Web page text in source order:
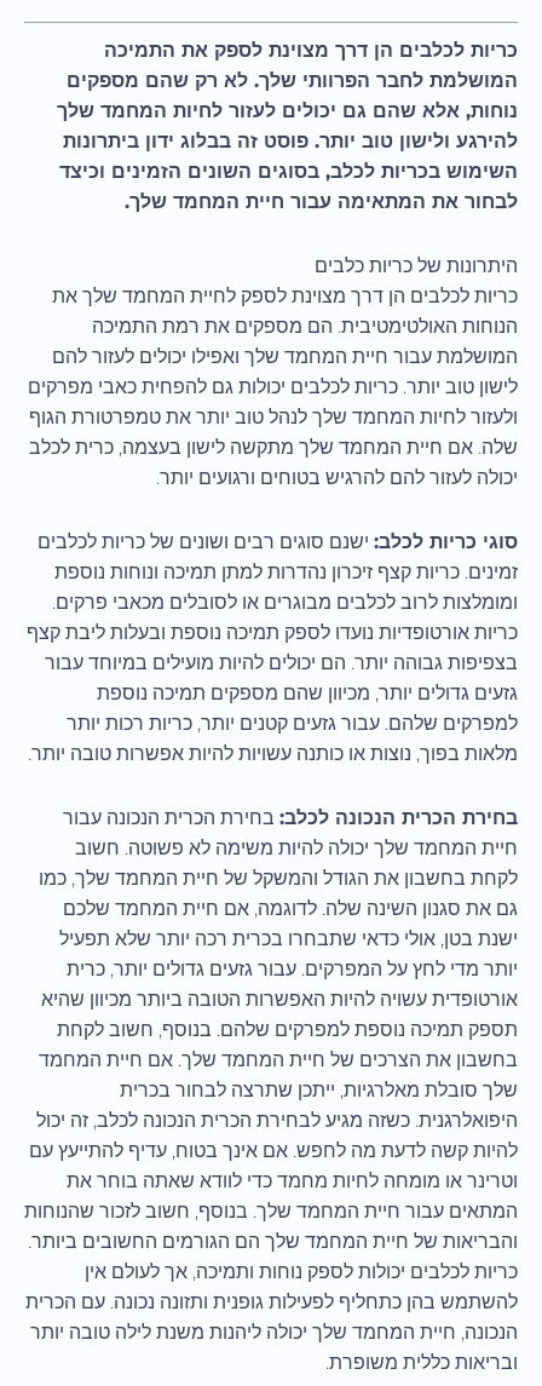
כריות לכלבים הן דרך מצוינת לספק את התמיכה
המושלמת לחבר הפרוותי שלך. לא רק שהם מספקים
נוחות, אלא שהם גם יכולים לעזור לחיות המחמד שלך
להירגע ולישון טוב יותר. פוסט זה בבלוג ידון ביתרונות
השימוש בכריות לכלב, בסוגים השונים הזמינים וכיצד
לבחור את המתאימה עבור חיית המחמד שלך.
היתרונות של כריות כלבים
כריות לכלבים הן דרך מצוינת לספק לחיית המחמד שלך את
הנוחות האולטימטיבית. הם מספקים את רמת התמיכה
המושלמת עבור חיית המחמד שלך ואפילו יכולים לעזור להם
לישון טוב יותר. כריות לכלבים יכולות גם להפחית כאבי מפרקים
ולעזור לחיות המחמד שלך לנהל טוב יותר את טמפרטורת הגוף
שלה. אם חיית המחמד שלך מתקשה לישון בעצמה, כרית לכלב
יכולה לעזור להם להרגיש בטוחים ורגועים יותר.
סוגי כריות לכלב: ישנם סוגים רבים ושונים של כריות לכלבים
זמינים. כריות קצף זיכרון נהדרות למתן תמיכה ונוחות נוספת
ומומלצות לרוב לכלבים מבוגרים או לסובלים מכאבי פרקים.
כריות אורטופדיות נועדו לספק תמיכה נוספת ובעלות ליבת קצף
בצפיפות גבוהה יותר. הם יכולים להיות מועילים במיוחד עבור
גזעים גדולים יותר, מכיוון שהם מספקים תמיכה נוספת
למפרקים שלהם. עבור גזעים קטנים יותר, כריות רכות יותר
מלאות בפוך, נוצות או כותנה עשויות להיות אפשרות טובה יותר.
בחירת הכרית הנכונה לכלב: בחירת הכרית הנכונה עבור
חיית המחמד שלך יכולה להיות משימה לא פשוטה. חשוב
לקחת בחשבון את הגודל והמשקל של חיית המחמד שלך, כמו
גם את סגנון השינה שלה. לדוגמה, אם חיית המחמד שלכם
ישנת בטן, אולי כדאי שתבחרו בכרית רכה יותר שלא תפעיל
יותר מדי לחץ על המפרקים. עבור גזעים גדולים יותר, כרית
אורטופדית עשויה להיות האפשרות הטובה ביותר מכיוון שהיא
תספק תמיכה נוספת למפרקים שלהם. בנוסף, חשוב לקחת
בחשבון את הצרכים של חיית המחמד שלך. אם חיית המחמד
שלך סובלת מאלרגיות, ייתכן שתרצה לבחור בכרית
היפואלרגנית. כשזה מגיע לבחירת הכרית הנכונה לכלב, זה יכול
להיות קשה לדעת מה לחפש. אם אינך בטוח, עדיף להתייעץ עם
וטרינר או מומחה לחיות מחמד כדי לוודא שאתה בוחר את
המתאים עבור חיית המחמד שלך. בנוסף, חשוב לזכור שהנוחות
והבריאות של חיית המחמד שלך הם הגורמים החשובים ביותר.
כריות לכלבים יכולות לספק נוחות ותמיכה, אך לעולם אין
להשתמש בהן כתחליף לפעילות גופנית ותזונה נכונה. עם הכרית
הנכונה, חיית המחמד שלך יכולה ליהנות משנת לילה טובה יותר
ובריאות כללית משופרת.